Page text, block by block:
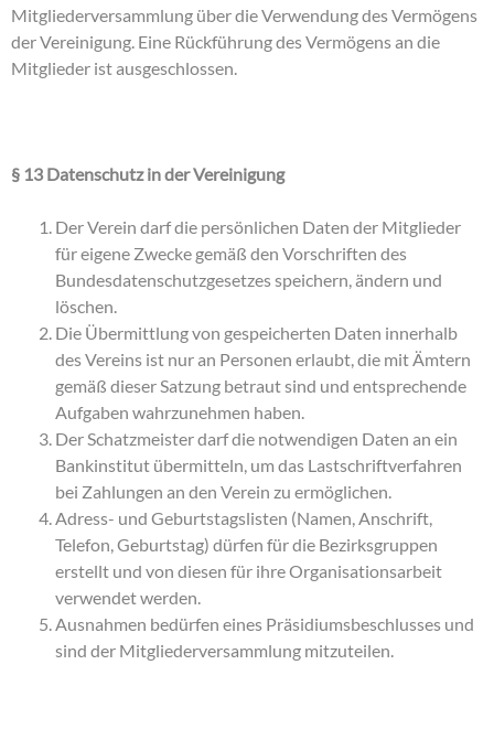
Mitgliederversammlung über die Verwendung des Vermögens
der Vereinigung. Eine Rückführung des Vermögens an die
Mitglieder ist ausgeschlossen.
§ 13 Datenschutz in der Vereinigung
Der Verein darf die persönlichen Daten der Mitglieder
für eigene Zwecke gemäß den Vorschriften des
Bundesdatenschutzgesetzes speichern, ändern und
löschen.
Die Übermittlung von gespeicherten Daten innerhalb
des Vereins ist nur an Personen erlaubt, die mit Ämtern
gemäß dieser Satzung betraut sind und entsprechende
Aufgaben wahrzunehmen haben.
Der Schatzmeister darf die notwendigen Daten an ein
Bankinstitut übermitteln, um das Lastschriftverfahren
bei Zahlungen an den Verein zu ermöglichen.
Adress- und Geburtstagslisten (Namen, Anschrift,
Telefon, Geburtstag) dürfen für die Bezirksgruppen
erstellt und von diesen für ihre Organisationsarbeit
verwendet werden.
Ausnahmen bedürfen eines Präsidiumsbeschlusses und
sind der Mitgliederversammlung mitzuteilen.